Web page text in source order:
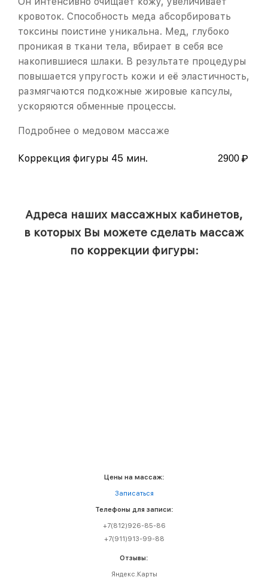
кровоток. Способность меда абсорбировать
токсины поистине уникальна. Мед, глубоко
проникая в ткани тела, вбирает в себя все
накопившиеся шлаки. В результате процедуры
повышается упругость кожи и её эластичность,
размягчаются подкожные жировые капсулы,
ускоряются обменные процессы.
Подробнее о медовом массаже
Коррекция фигуры 45 мин. 2900
Адреса наших массажных кабинетов,
в которых Вы можете сделать массаж
по коррекции фигуры:
Цены на массаж:
Записаться
Телефоны для записи:
+7(812)926-85-86
+7(911)913-99-88
Отзывы:
Яндекс.Карты